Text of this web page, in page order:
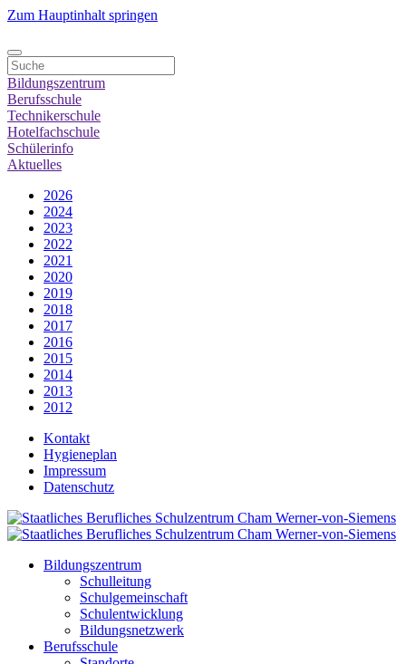
Zum Hauptinhalt springen
Bildungszentrum
Berufsschule
Technikerschule
Hotelfachschule
Schülerinfo
Aktuelles
2026
2024
2023
2022
2021
2020
2019
2018
2017
2016
2015
2014
2013
2012
Kontakt
Hygieneplan
Impressum
Datenschutz
Bildungszentrum
Schulleitung
Schulgemeinschaft
Schulentwicklung
Bildungsnetzwerk
Berufsschule